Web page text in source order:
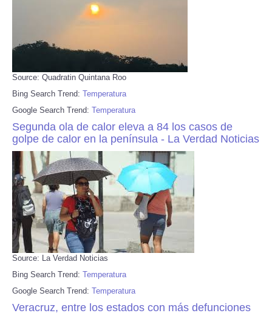
Source: Quadratin Quintana Roo
Bing Search Trend: Temperatura
Google Search Trend: Temperatura
Segunda ola de calor eleva a 84 los casos de
golpe de calor en la península - La Verdad Noticias
Source: La Verdad Noticias
Bing Search Trend: Temperatura
Google Search Trend: Temperatura
Veracruz, entre los estados con más defunciones